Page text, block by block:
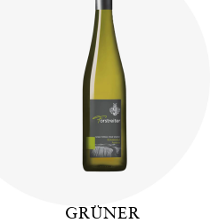
GRÜNER